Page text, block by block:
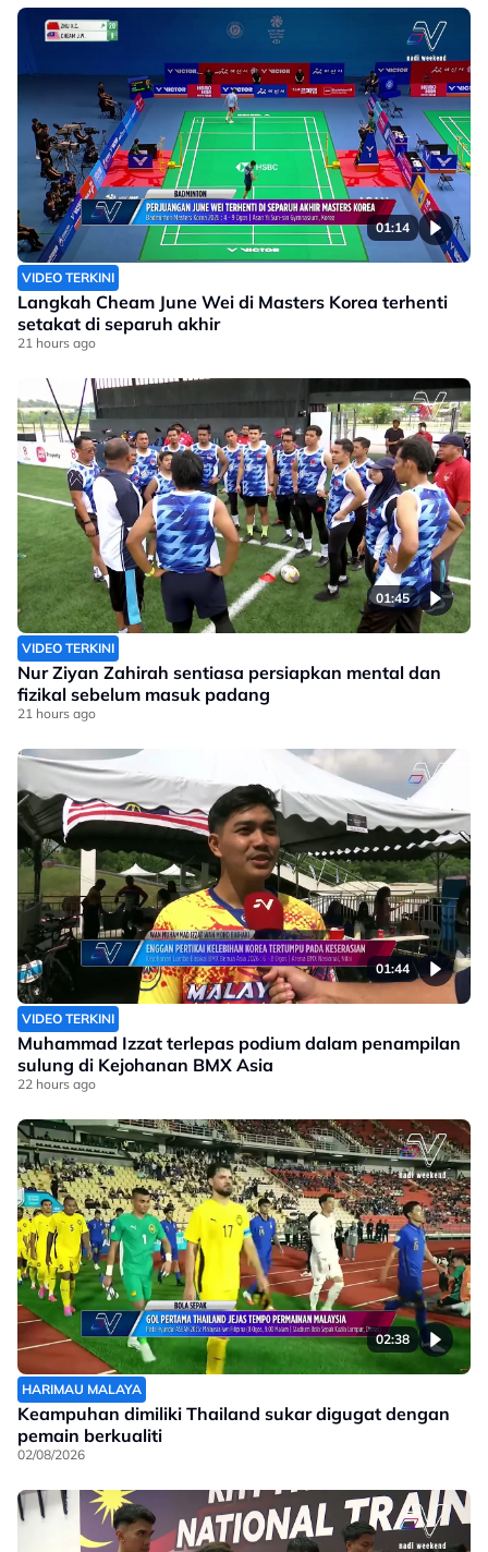
01:14
VIDEO TERKINI
Langkah Cheam June Wei di Masters Korea terhenti
setakat di separuh akhir
21 hours ago
01:45
VIDEO TERKINI
Nur Ziyan Zahirah sentiasa persiapkan mental dan
fizikal sebelum masuk padang
21 hours ago
01:44
VIDEO TERKINI
Muhammad Izzat terlepas podium dalam penampilan
sulung di Kejohanan BMX Asia
22 hours ago
02:38
HARIMAU MALAYA
Keampuhan dimiliki Thailand sukar digugat dengan
pemain berkualiti
02/08/2026